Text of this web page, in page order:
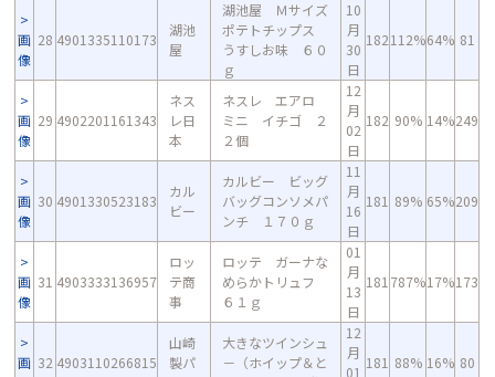
画
像
28 4901335110173
湖池
屋
湖池屋 Ｍサイズ
ポテトチップス
うすしお味 ６０
ｇ
10
月
30
日
182112%64% 81
画
像
29 4902201161343
ネス
レ日
本
ネスレ エアロ
ミニ イチゴ ２
２個
12
月
02
日
182 90% 14%249
画
像
30 4901330523183
カル
ビー
カルビー ビッグ
バッグコンソメパ
ンチ １７０ｇ
11
月
16
日
181 89% 65%209
画
像
31 4903333136957
ロッ
テ商
事
ロッテ ガーナな
めらかトリュフ
６１ｇ
01
月
13
日
181 787%17%173
画 32 4903110266815
山崎
製パ
大きなツインシュ
－（ホイップ＆と
12
月
01
181 88% 16% 80